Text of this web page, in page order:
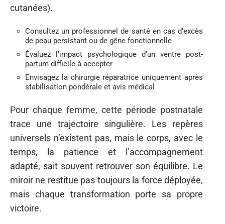
cutanées).
Consultez un professionnel de santé en cas d’excès
de peau persistant ou de gêne fonctionnelle
Évaluez l’impact psychologique d’un ventre post-
partum difficile à accepter
Envisagez la chirurgie réparatrice uniquement après
stabilisation pondérale et avis médical
Pour chaque femme, cette période postnatale
trace une trajectoire singulière. Les repères
universels n’existent pas, mais le corps, avec le
temps, la patience et l’accompagnement
adapté, sait souvent retrouver son équilibre. Le
miroir ne restitue pas toujours la force déployée,
mais chaque transformation porte sa propre
victoire.